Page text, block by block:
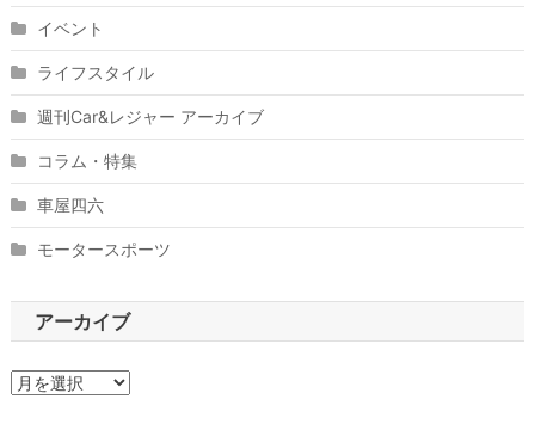
イベント
ライフスタイル
週刊Car&レジャー アーカイブ
コラム・特集
車屋四六
モータースポーツ
アーカイブ
ア